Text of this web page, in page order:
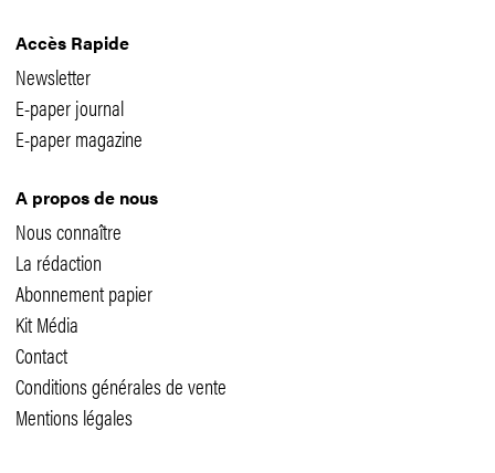
Accès Rapide
Newsletter
E-paper journal
E-paper magazine
A propos de nous
Nous connaître
La rédaction
Abonnement papier
Kit Média
Contact
Conditions générales de vente
Mentions légales